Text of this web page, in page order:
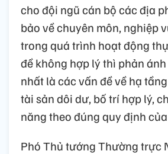
cho đội ngũ cán bộ các địa
bảo về chuyên môn, nghiệp
trong quá trình hoạt động
đề không hợp lý thì phản
nhất là các vấn đề về hạ
tài sản dôi dư, bố trí hợp lý,
năng theo đúng quy định
Phó Thủ tướng Thường trực